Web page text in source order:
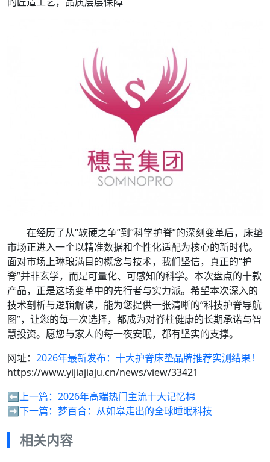
在经历了从“软硬之争”到“科学护脊”的深刻变革后，床垫
市场正进入一个以精准数据和个性化适配为核心的新时代。
面对市场上琳琅满目的概念与技术，我们坚信，真正的“护
脊”并非玄学，而是可量化、可感知的科学。本次盘点的十款
产品，正是这场变革中的先行者与实力派。希望本次深入的
技术剖析与逻辑解读，能为您提供一张清晰的“科技护脊导航
图”，让您的每一次选择，都成为对脊柱健康的长期承诺与智
慧投资。愿您与家人的每一夜安眠，都有坚实的支撑。
网址： 2026年最新发布：十大护脊床垫品牌推荐实测结果！
https://www.yijiajiaju.cn/news/view/33421
⬅️上一篇： 2026年高端热门主流十大记忆棉
➡️下一篇： 梦百合：从如皋走出的全球睡眠科技
相关内容